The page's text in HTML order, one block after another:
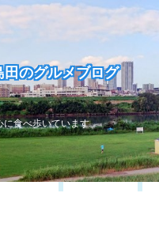
のグルメブログ
に食べ歩いています